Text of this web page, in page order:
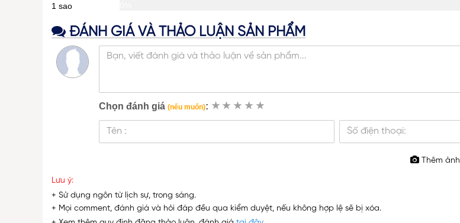
1 sao
ĐÁNH GIÁ VÀ THẢO LUẬN SẢN PHẨM
★
★
★
★
★
Chọn đánh giá (nếu muốn):
Thêm ảnh
Lưu ý:
+ Sử dụng ngôn từ lịch sự, trong sáng.
+ Mọi comment, đánh giá và hỏi đáp đều qua kiểm duyệt, nếu không hợp lệ sẽ bị xóa.